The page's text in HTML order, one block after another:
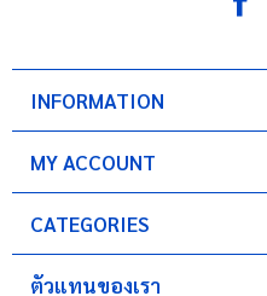
INFORMATION
MY ACCOUNT
CATEGORIES
ตัวแทนของเรา